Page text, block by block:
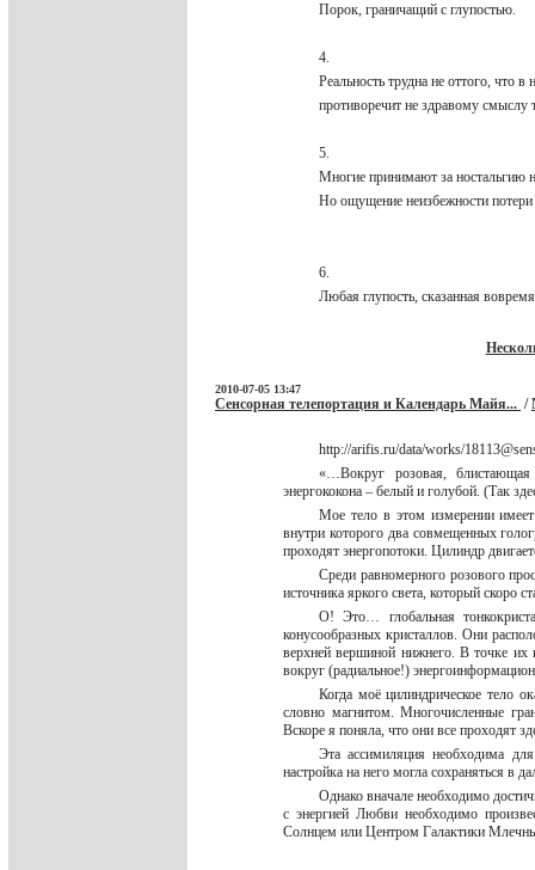
Порок, граничащий с глупостью.
4.
Реальность трудна не оттого, что
противоречит не здравому
5.
Многие принимают за ностальгию
Но ощущение неизбежности
6.
Любая глупость, сказанная
2010-07-05 13:47
Сенсорная телепортация и Календарь Майя... /
http://arifis.ru/data/works/
«…Вокруг розовая, блистающая
энергококона – белый и голубой. (Так
Мое тело в этом измерении
внутри которого два совмещенных
проходят энергопотоки. Цилиндр
Среди равномерного розового
источника яркого света, который скоро
О! Это… глобальная
конусообразных кристаллов. Они
верхней вершиной нижнего. В точке их
вокруг (радиальное!)
Когда моё цилиндрическое тело
словно магнитом. Многочисленные
Вскоре я поняла, что они все проходят
Эта ассимиляция необходима
настройка на него могла сохраняться в
Однако вначале необходимо
с энергией Любви необходимо
Солнцем или Центром Галактики